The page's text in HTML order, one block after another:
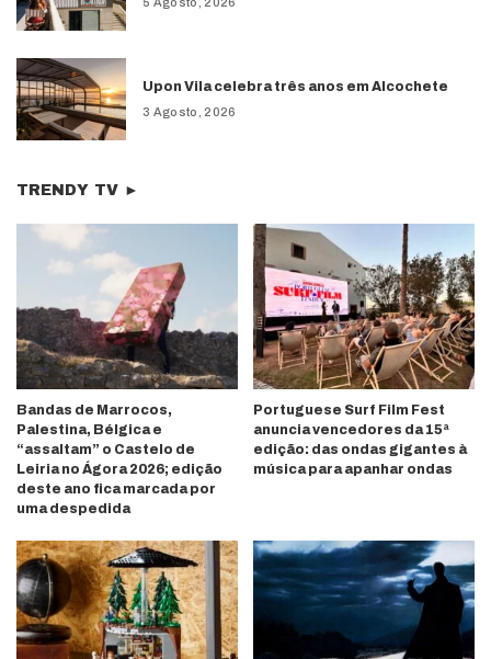
Upon Vila celebra três anos em Alcochete
3 Agosto, 2026
TRENDY TV ►
Bandas de Marrocos,
Palestina, Bélgica e
“assaltam” o Castelo de
Leiria no Ágora 2026; edição
deste ano fica marcada por
uma despedida
Portuguese Surf Film Fest
anuncia vencedores da 15ª
edição: das ondas gigantes à
música para apanhar ondas